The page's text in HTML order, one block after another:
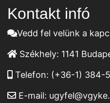
Kontakt infó
Vedd fel velünk a
Székhely: 1141
Telefon: (+36-1) 384-
E-mail: